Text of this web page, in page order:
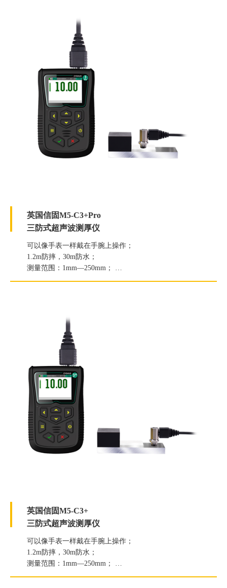
英国信固M5-C3+Pro
三防式超声波测厚仪
可以像手表一样戴在手腕上操作；
1.2m防摔，30m防水；
测量范围：1mm—250mm；
分辨率：0.1mm/0.01mm可选；
英国信固M5-C3+
三防式超声波测厚仪
可以像手表一样戴在手腕上操作；
1.2m防摔，30m防水；
测量范围：1mm—250mm；
分辨率：0.1mm/0.01mm可选；